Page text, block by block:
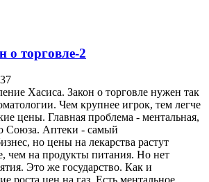
о торговле-2
Хасиса. Закон о торговле нужен так
Чем крупнее игрок, тем легче
цены. Главная проблема - ментальная,
Союза. Аптеки - самый
но цены на лекарства растут
чем на продукты питания. Но нет
Это же государство. Как и